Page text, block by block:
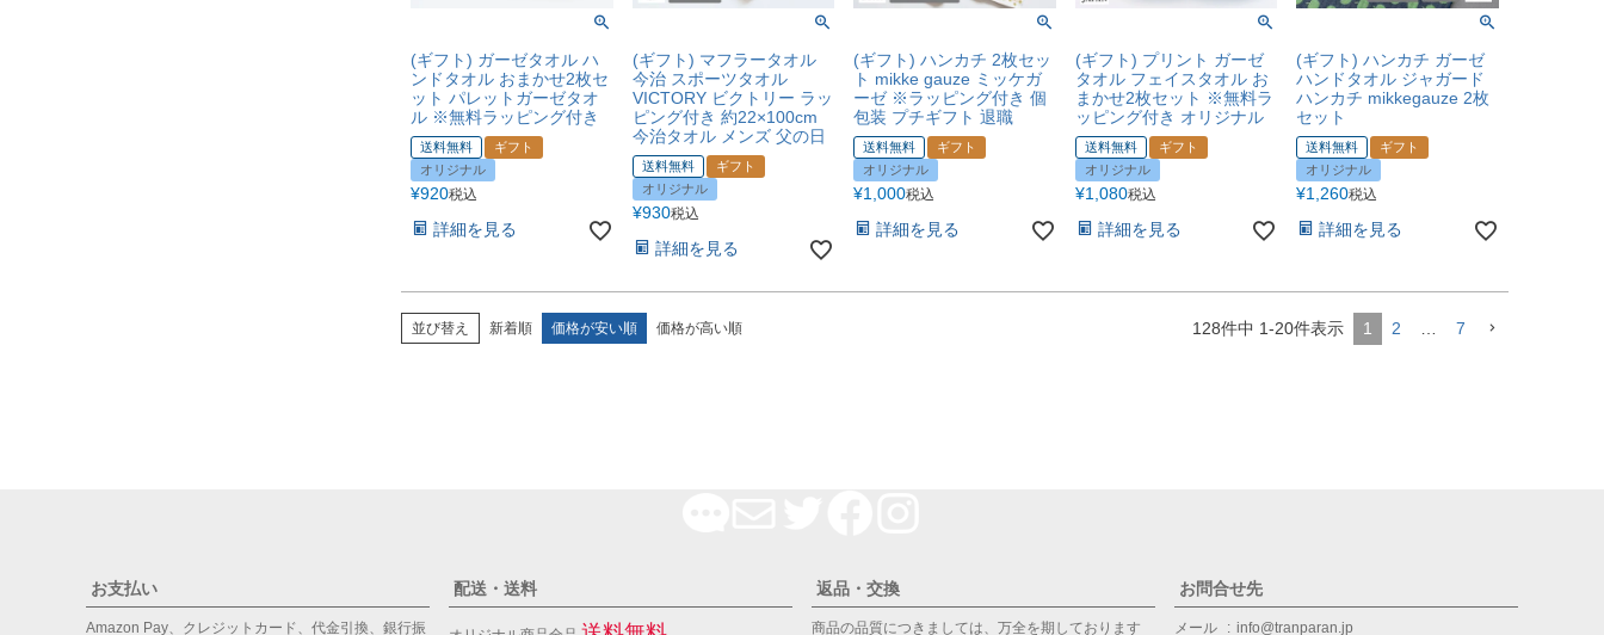
(ギフト) ガーゼタオル ハ
ンドタオル おまかせ2枚セ
ット パレットガーゼタオ
ル ※無料ラッピング付き
送料無料
ギフト
オリジナル
¥920税込
詳細を見る
(ギフト) マフラータオル
今治 スポーツタオル
VICTORY ビクトリー ラッ
ピング付き 約22×100cm
今治タオル メンズ 父の日
送料無料
ギフト
オリジナル
¥930税込
詳細を見る
(ギフト) ハンカチ 2枚セッ
ト mikke gauze ミッケガ
ーゼ ※ラッピング付き 個
包装 プチギフト 退職
送料無料
ギフト
オリジナル
¥1,000税込
詳細を見る
(ギフト) プリント ガーゼ
タオル フェイスタオル お
まかせ2枚セット ※無料ラ
ッピング付き オリジナル
送料無料
ギフト
オリジナル
¥1,080税込
詳細を見る
(ギフト) ハンカチ ガーゼ
ハンドタオル ジャガード
ハンカチ mikkegauze 2枚
セット
送料無料
ギフト
オリジナル
¥1,260税込
詳細を見る
並び替え 新着順 価格が安い順 価格が高い順 128件中 1-20件表示 1 2 7
お支払い
Amazon Pay、クレジットカード、代金引換、銀行振
配送・送料 返品・交換
商品の品質につきましては、万全を期しております
お問合せ先
メール info@tranparan.jp